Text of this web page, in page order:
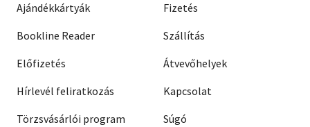
Ajándékkártyák
Bookline Reader
Előfizetés
Hírlevél feliratkozás
Törzsvásárlói program
Fizetés
Szállítás
Átvevőhelyek
Kapcsolat
Súgó